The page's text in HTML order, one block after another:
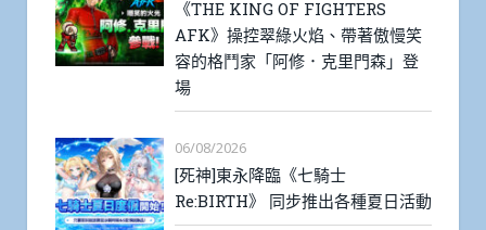
《THE KING OF FIGHTERS
AFK》操控翠綠火焰、帶著傲慢笑
容的格鬥家「阿修．克里門森」登
場
06/08/2026
[死神]東永降臨《七騎士
Re:BIRTH》 同步推出各種夏日活動